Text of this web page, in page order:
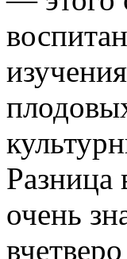
Разница
очень